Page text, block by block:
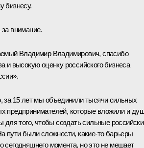
бизнесу.
внимание.
Владимир Владимирович, спасибо
и высокую оценку российского бизнеса
за 15 лет мы объединили тысячи сильных
предпринимателей, которые вложили и
для того, чтобы создать сильные
пути были сложности, какие‑то барьеры
сегодняшнего момента, но это не мешает